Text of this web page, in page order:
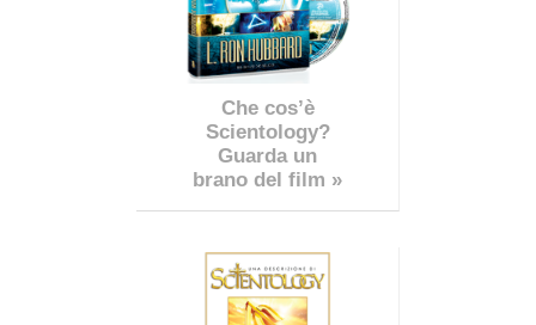
Che cos’è
Scientology?
Guarda un
brano del film »